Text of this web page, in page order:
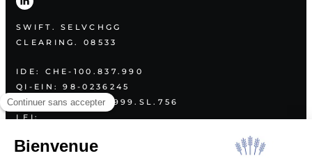
SWIFT. SELVCHGG
CLEARING. 08533
IDE: CHE-100.837.990
QI-EIN: 98-0236245
GIIN: JQY72U.99999.SL.756
LEI: